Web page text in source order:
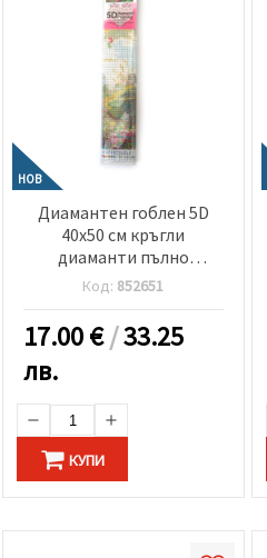
НОВ
Диамантен гоблен 5D
40x50 см кръгли
диаманти пълно
облепяне -Езерото на
Код: 852651
17.00€/33.25
лв.
КУПИ